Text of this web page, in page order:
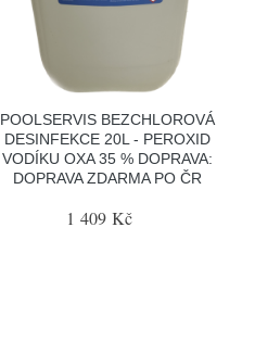
POOLSERVIS BEZCHLOROVÁ
DESINFEKCE 20L - PEROXID
VODÍKU OXA 35 % DOPRAVA:
DOPRAVA ZDARMA PO ČR
1 409 Kč